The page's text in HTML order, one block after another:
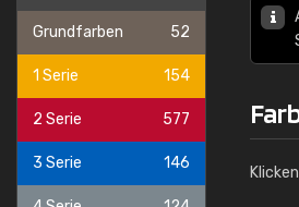
Grundfarben 52
1 Serie 154
2 Serie 577
3 Serie 146